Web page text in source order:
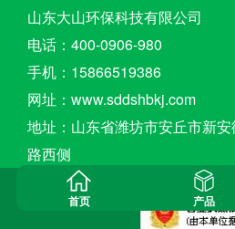
山东大山环保科技有限公司
电话：400-0906-980
手机：15866519386
网址：www.sddshbkj.com
地址：山东省潍坊市安丘市新
路西侧
鲁ICP备2021016838号-1
首页 产品